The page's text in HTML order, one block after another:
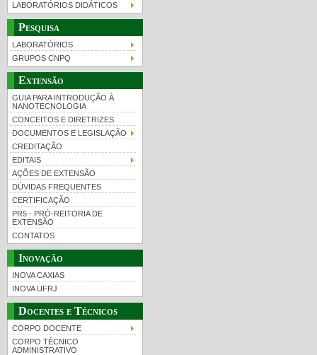
LABORATÓRIOS DIDÁTICOS
Pesquisa
LABORATÓRIOS
GRUPOS CNPQ
Extensão
GUIA PARA INTRODUÇÃO À
NANOTECNOLOGIA
CONCEITOS E DIRETRIZES
DOCUMENTOS E LEGISLAÇÃO
CREDITAÇÃO
EDITAIS
AÇÕES DE EXTENSÃO
DÚVIDAS FREQUENTES
CERTIFICAÇÃO
PR5 - PRÓ-REITORIA DE
EXTENSÃO
CONTATOS
Inovação
INOVA CAXIAS
INOVA UFRJ
Docentes e Técnicos
CORPO DOCENTE
CORPO TÉCNICO
ADMINISTRATIVO